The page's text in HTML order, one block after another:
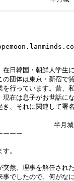
日韓国・朝鮮人学生
の団体は東京・新宿で
を行っています。昔、
現在は息子がお世話に
き、それに関連して署
半月城
ーー
。
然、理事を解任され
事でしたので、何がな